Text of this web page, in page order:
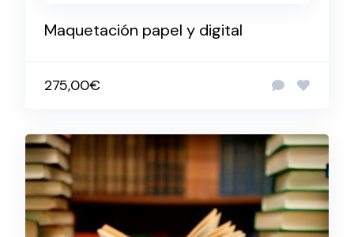
Maquetación papel y digital
275,00€